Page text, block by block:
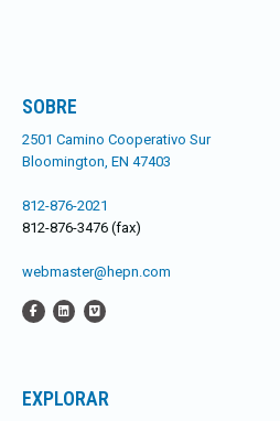
SOBRE
2501 Camino Cooperativo Sur
Bloomington, EN 47403
812-876-2021
812-876-3476 (fax)
webmaster@hepn.com
EXPLORAR